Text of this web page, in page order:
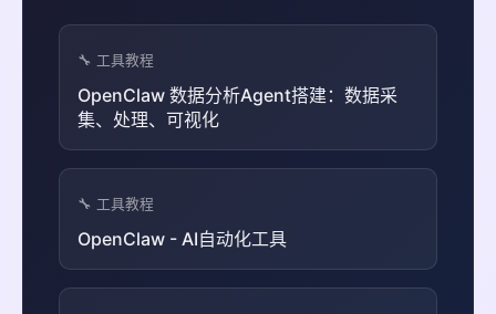
🔧 工具教程
OpenClaw 数据分析Agent搭建：数据采
集、处理、可视化
🔧 工具教程
OpenClaw - AI自动化工具